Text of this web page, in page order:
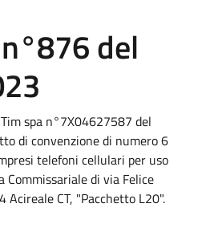
del
spa n°7X04627587 del
di convenzione di numero 6
telefoni cellulari per uso
di via Felice
Acireale CT, "Pacchetto L20".